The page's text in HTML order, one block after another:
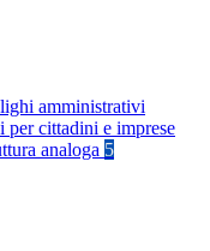
amministrativi
cittadini e imprese
analoga 5